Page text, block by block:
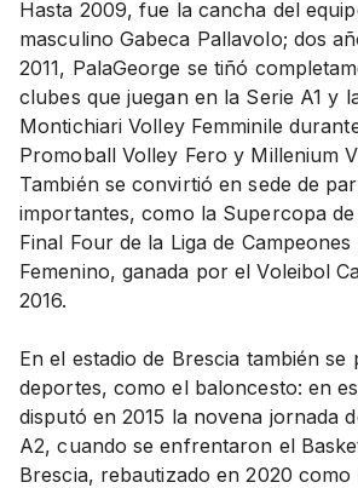
Hasta 2009, fue la cancha del
masculino Gabeca Pallavolo; dos
2011, PalaGeorge se tiñó
clubes que juegan en la Serie A1 y
Montichiari Volley Femminile
Promoball Volley Fero y Millenium
También se convirtió en sede de
importantes, como la Supercopa
Final Four de la Liga de
Femenino, ganada por el Voleibol
2016.
En el estadio de Brescia también
deportes, como el baloncesto: en
disputó en 2015 la novena jornada
A2, cuando se enfrentaron el
Brescia, rebautizado en 2020 como